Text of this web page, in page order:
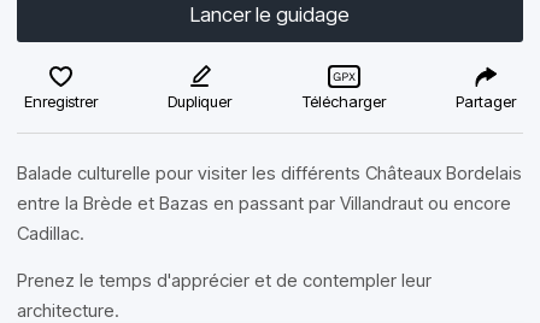
Lancer le guidage
Enregistrer Dupliquer Télécharger Partager
Balade culturelle pour visiter les différents Châteaux Bordelais
entre la Brède et Bazas en passant par Villandraut ou encore
Cadillac.
Prenez le temps d'apprécier et de contempler leur
architecture.